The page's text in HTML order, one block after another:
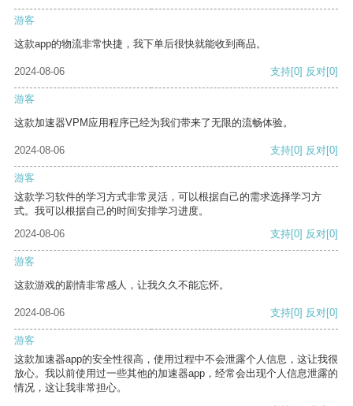
游客
这款app的物流非常快捷，我下单后很快就能收到商品。
2024-08-06 支持[0] 反对[0]
游客
这款加速器VPM应用程序已经为我们带来了无限的流畅体验。
2024-08-06 支持[0] 反对[0]
游客
这款学习软件的学习方式非常灵活，可以根据自己的需求选择学习方
式。我可以根据自己的时间安排学习进度。
2024-08-06
支持[0] 反对[0]
游客
这款游戏的剧情非常感人，让我久久不能忘怀。
2024-08-06 支持[0] 反对[0]
游客
这款加速器app的安全性很高，使用过程中不会泄露个人信息，这让我很
放心。我以前使用过一些其他的加速器app，经常会出现个人信息泄露的
情况，这让我非常担心。